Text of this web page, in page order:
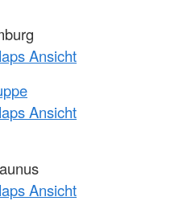
Ansicht
Ansicht
Ansicht